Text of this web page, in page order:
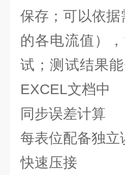
保存；可以依
的各电流值）
试；测试结果
EXCEL文档中
同步误差计算
每表位配备独
快速压接